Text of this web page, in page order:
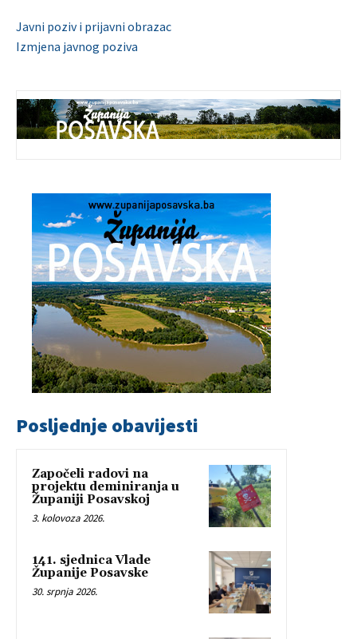
Javni poziv i prijavni obrazac
Izmjena javnog poziva
Posljednje obavijesti
Započeli radovi na
projektu deminiranja u
Županiji Posavskoj
3. kolovoza 2026.
141. sjednica Vlade
Županije Posavske
30. srpnja 2026.